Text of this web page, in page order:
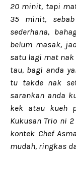
20 minit, tapi
35 minit,
sederhana,
belum masak,
satu lagi mat nak
tau, bagi anda
tu takde nak
sarankan anda
kek atau kueh
Kukusan Trio ni
kontek Chef Asma
mudah, ringkas